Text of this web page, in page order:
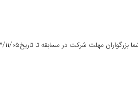
مهلت شرکت در مسابقه تا تاریخ۱۴۰۳/۱۱/۰۵ تمدید گردید